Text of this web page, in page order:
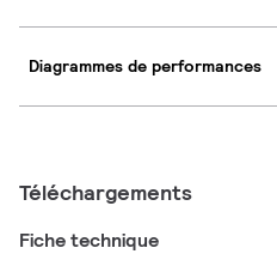
Diagrammes de performances
Téléchargements
Fiche technique